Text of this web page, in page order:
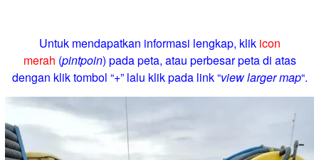
Untuk mendapatkan informasi lengkap, klik icon
merah (pintpoin) pada peta, atau perbesar peta di atas
dengan klik tombol “+” lalu klik pada link “view larger map“.